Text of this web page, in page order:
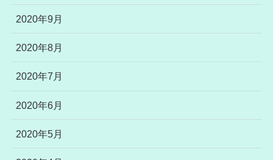
2020年9月
2020年8月
2020年7月
2020年6月
2020年5月